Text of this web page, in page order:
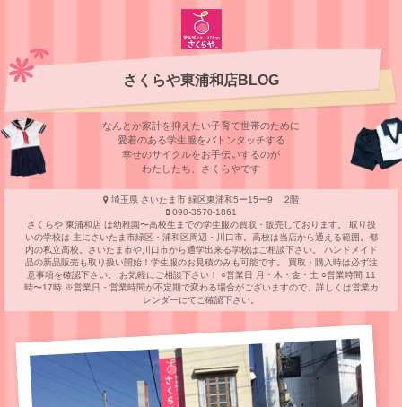
さくらや東浦和店BLOG
なんとか家計を抑えたい子育て世帯のために
愛着のある学⽣服をバトンタッチする
幸せのサイクルをお⼿伝いするのが
わたしたち、さくらやです
埼玉県 さいたま市 緑区東浦和5ー15ー9 2階
090-3570-1861
さくらや 東浦和店 は幼稚園〜高校生までの学生服の買取・販売しております。 取り扱
いの学校は 主にさいたま市緑区・浦和区周辺・川口市。高校は当店から通える範囲。都
内の私立高校。さいたま市や川口市から通学出来る学校はご相談下さい。 ハンドメイド
品の新品販売も取り扱い開始！学生服のお見積のみも可能です。 買取・購入時は必ず注
意事項を確認下さい。 お気軽にご相談下さい！ ○営業日 月・木・金・土 ○営業時間 11
時〜17時 ※営業日・営業時間が不定期で変わる場合がございますので、詳しくは営業カ
レンダーにてご確認下さい。